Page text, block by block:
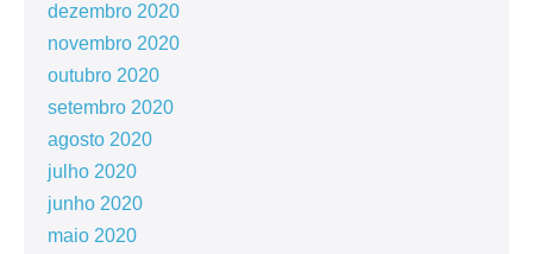
dezembro 2020
novembro 2020
outubro 2020
setembro 2020
agosto 2020
julho 2020
junho 2020
maio 2020